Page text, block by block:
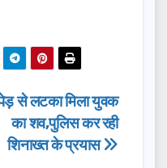
से लटका मिला युवक
का शव,पुलिस कर रही
शिनाख्त के प्रयास